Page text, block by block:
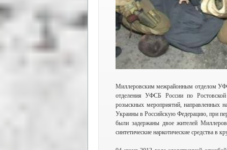
Миллеровским межрайонным отделом
отделения УФСБ России по
розыскных мероприятий, направленных
Украины в Российскую Федерацию, при
были задержаны двое жителей
синтетические наркотические средства в